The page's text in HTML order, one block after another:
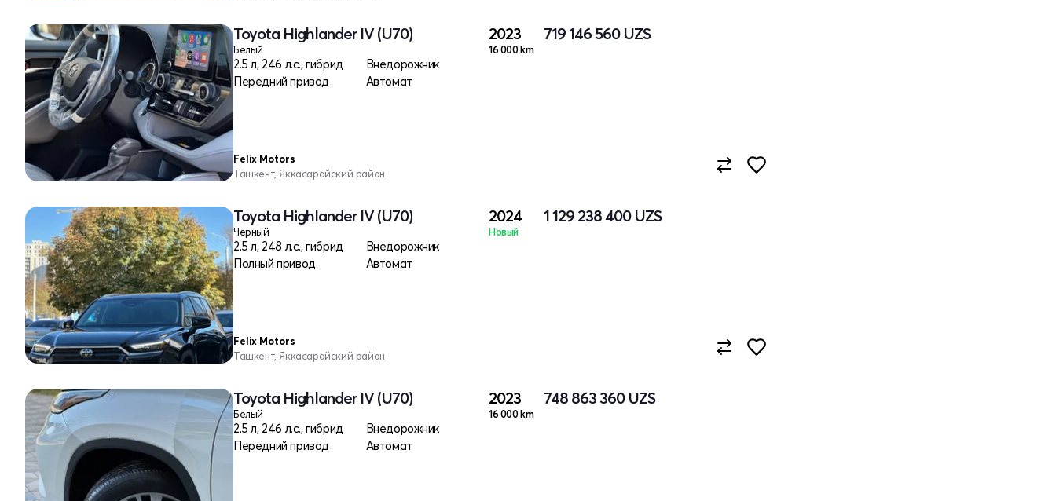
Toyota Highlander IV (U70)
Белый
2.5 л, 246 л.с., гибрид
Внедорожник
Передний привод
Автомат
2023
16 000 km
719 146 560 UZS
Felix Motors
Ташкент, Яккасарайский район
Toyota Highlander IV (U70)
Черный
2.5 л, 248 л.с., гибрид
Внедорожник
Полный привод
Автомат
2024
Новый
1 129 238 400 UZS
Felix Motors
Ташкент, Яккасарайский район
Toyota Highlander IV (U70)
Белый
2.5 л, 246 л.с., гибрид
Внедорожник
Передний привод
Автомат
2023
16 000 km
748 863 360 UZS